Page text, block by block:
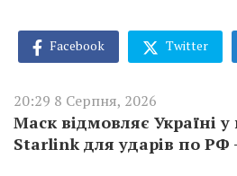
Facebook Twitter
20:29 8 Серпня, 2026
Маск відмовляє Україні
Starlink для ударів по РФ